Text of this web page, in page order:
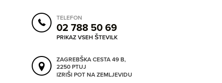
POŠLJI SMSTELEFON
02 788 50 69
PRIKAZ VSEH ŠTEVILK
ZAGREBŠKA CESTA 49 B,
2250 PTUJ
IZRIŠI POT NA ZEMLJEVIDU